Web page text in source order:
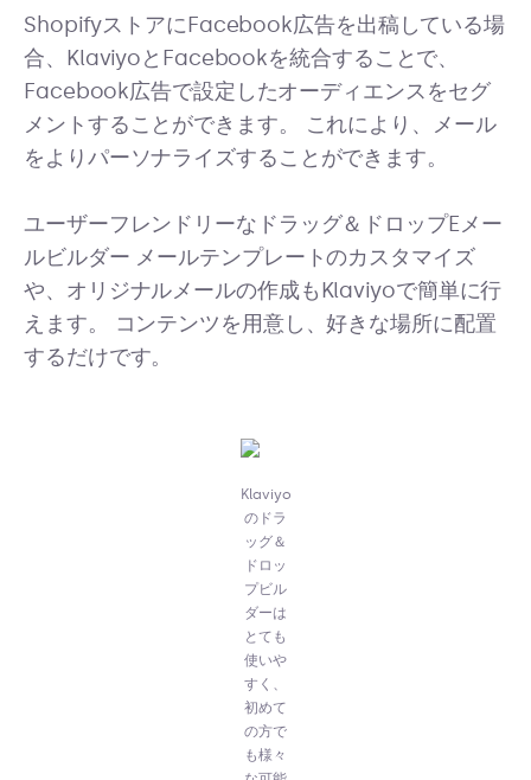
ShopifyストアにFacebook広告を出稿している場
合、KlaviyoとFacebookを統合することで、
Facebook広告で設定したオーディエンスをセグ
メントすることができます。 これにより、メール
をよりパーソナライズすることができます。
ユーザーフレンドリーなドラッグ＆ドロップEメー
ルビルダー メールテンプレートのカスタマイズ
や、オリジナルメールの作成もKlaviyoで簡単に行
えます。 コンテンツを用意し、好きな場所に配置
するだけです。
Klaviyo
のドラ
ッグ＆
ドロッ
プビル
ダーは
とても
使いや
すく、
初めて
の方で
も様々